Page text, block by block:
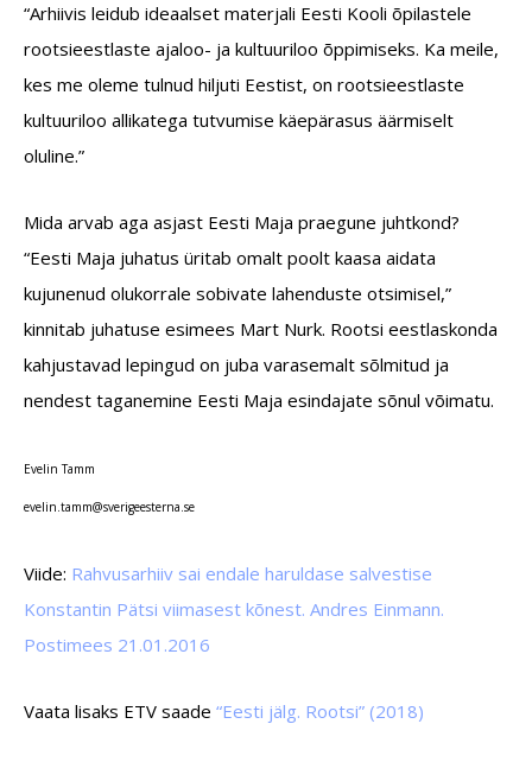
“Arhiivis leidub ideaalset materjali Eesti Kooli õpilastele
rootsieestlaste ajaloo- ja kultuuriloo õppimiseks. Ka meile,
kes me oleme tulnud hiljuti Eestist, on rootsieestlaste
kultuuriloo allikatega tutvumise käepärasus äärmiselt
oluline.”
Mida arvab aga asjast Eesti Maja praegune juhtkond?
“Eesti Maja juhatus üritab omalt poolt kaasa aidata
kujunenud olukorrale sobivate lahenduste otsimisel,”
kinnitab juhatuse esimees Mart Nurk. Rootsi eestlaskonda
kahjustavad lepingud on juba varasemalt sõlmitud ja
nendest taganemine Eesti Maja esindajate sõnul võimatu.
Evelin Tamm
es.an
retse
egire
vs@mm
at.ni
leve
Viide: Rahvusarhiiv sai endale haruldase salvestise
Konstantin Pätsi viimasest kõnest. Andres Einmann.
Postimees 21.01.2016
Vaata lisaks ETV saade “Eesti jälg. Rootsi” (2018)